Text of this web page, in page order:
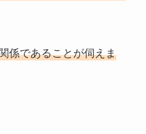
係であることが伺えま